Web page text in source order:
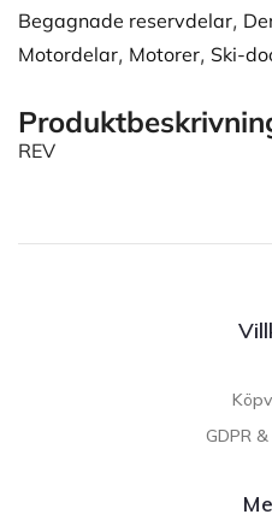
Begagnade reservdelar,
Motordelar, Motorer, Ski-
REV
GDPR